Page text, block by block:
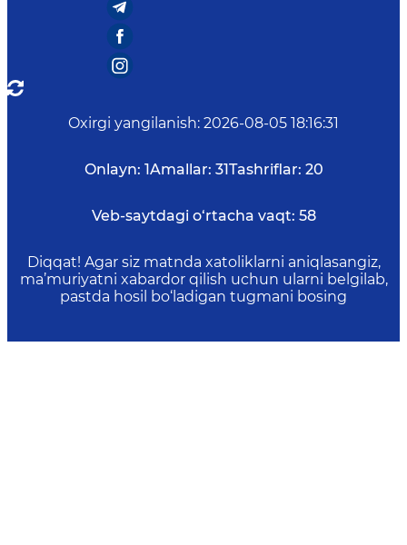
Oxirgi yangilanish: 2026-08-05 18:16:31
Onlayn: 1Amallar: 31Tashriflar: 20
Veb-saytdagi o‘rtacha vaqt: 58
Diqqat! Agar siz matnda xatoliklarni aniqlasangiz,
ma’muriyatni xabardor qilish uchun ularni belgilab,
pastda hosil bo‘ladigan tugmani bosing